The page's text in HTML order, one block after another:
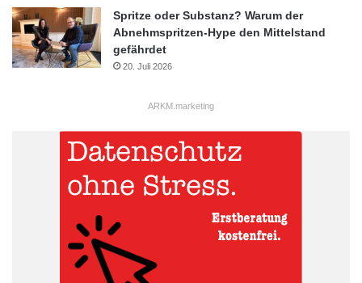
Spritze oder Substanz? Warum der
Abnehmspritzen-Hype den Mittelstand
gefährdet
20. Juli 2026
ARKM.marketing